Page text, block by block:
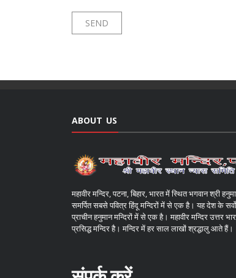
ABOUT US
महावीर मन्दिर, पटना, बिहार, भारत में स्थित भगवान श्री
समर्पित सबसे पवित्र हिंदू मन्दिरों में से एक है। यह देश के
प्राचीन हनुमान मन्दिरों में से एक है। महावीर मन्दिर उत्तर
प्रसिद्ध मन्दिर है। मन्दिर में हर साल लाखों श्रद्धालु आते हैं।